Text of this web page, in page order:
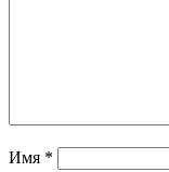
Имя *